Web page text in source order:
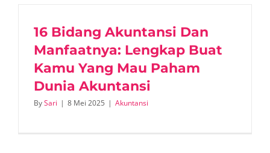
16 Bidang Akuntansi Dan
Manfaatnya: Lengkap Buat
Kamu Yang Mau Paham
Dunia Akuntansi
BySari | 8 Mei 2025 | Akuntansi